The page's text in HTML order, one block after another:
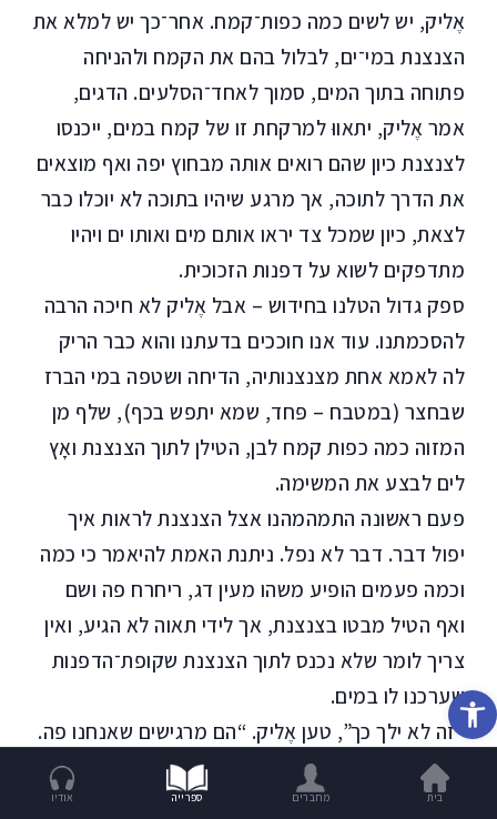
פתח סרגל נגישות
אֶליק, יש לשים כמה כפות־קמח. אחר־כך יש למלא את
הצנצנת במי־ים, לבלול בהם את הקמח ולהניחה
פתוחה בתוך המים, סמוך לאחד־הסלעים. הדגים,
אמר אֶליק, יתאווּ למרקחת זו של קמח במים, ייכנסו
לצנצנת כיון שהם רואים אותה מבחוץ יפה ואף מוצאים
את הדרך לתוכה, אך מרגע שיהיו בתוכה לא יוכלו כבר
לצאת, כיון שמכל צד יראו אותם מים ואותו ים ויהיו
מתדפקים לשוא על דפנות הזכוכית.
ספק גדול הטלנו בחידוש – אבל אֶליק לא חיכה הרבה
להסכמתנו. עוד אנו חוככים בדעתנו והוא כבר הריק
לה לאמא אחת מצנצנותיה, הדיחה ושטפה במי הברז
שבחצר (במטבח – פּחד, שמא יתפש בכף), שלף מן
המזוה כמה כפות קמח לבן, הטילן לתוך הצנצנת ואָץ
לים לבצע את המשימה.
פעם ראשונה התמהמהנו אצל הצנצנת לראות איך
יפול דבר. דבר לא נפל. ניתנת האמת להיאמר כי כמה
וכמה פעמים הופיע משהו מעין דג, ריחרח פה ושם
ואף הטיל מבטו בצנצנת, אך לידי תאוה לא הגיע, ואין
צריך לומר שלא נכנס לתוך הצנצנת שקופת־הדפנות
שערכנו לו במים.
“זה לא ילך כך”, טען אֶליק. “הם מרגישים שאנחנו פה.
צריך להסתלק!”.
חבל היה על הצנצנת ובחוף הסתובבו טיפוסים חשודים
בית מחברים ספרייה אודיו